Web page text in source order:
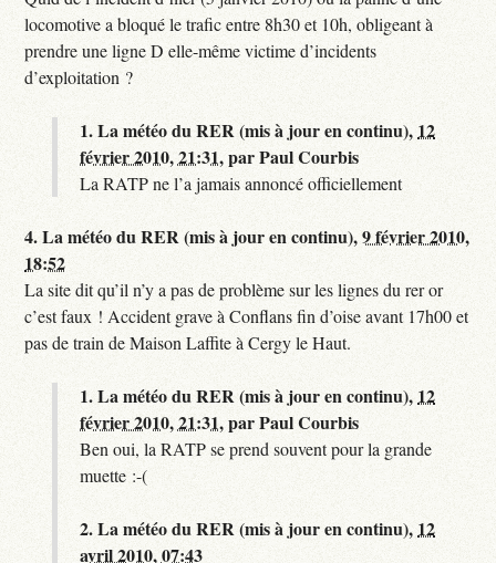
locomotive a bloqué le trafic entre 8h30 et 10h, obligeant à
prendre une ligne D elle-même victime d’incidents
d’exploitation ?
1.La météo du RER (mis à jour en continu), 12
février 2010, 21:31,parPaul Courbis
La RATP ne l’a jamais annoncé officiellement
4.La météo du RER (mis à jour en continu),9 février 2010,
18:52
La site dit qu’il n’y a pas de problème sur les lignes du rer or
c’est faux ! Accident grave à Conflans fin d’oise avant 17h00 et
pas de train de Maison Laffite à Cergy le Haut.
1.La météo du RER (mis à jour en continu), 12
février 2010, 21:31,parPaul Courbis
Ben oui, la RATP se prend souvent pour la grande
muette :-(
2.La météo du RER (mis à jour en continu), 12
avril 2010, 07:43